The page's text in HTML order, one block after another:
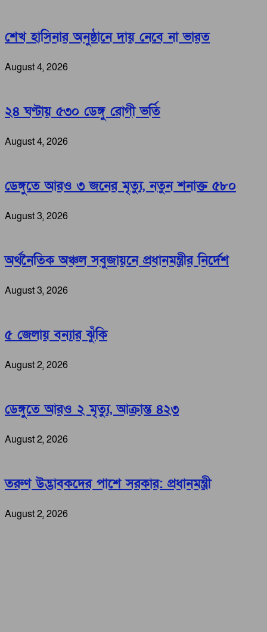
শেখ হাসিনার অনুষ্ঠানে দায় নেবে না ভারত
August 4, 2026
২৪ ঘণ্টায় ৫৩০ ডেঙ্গু রোগী ভর্তি
August 4, 2026
ডেঙ্গুতে আরও ৩ জনের মৃত্যু, নতুন শনাক্ত ৫৮০
August 3, 2026
অর্থনৈতিক অঞ্চল সবুজায়নে প্রধানমন্ত্রীর নির্দেশ
August 3, 2026
৫ জেলায় বন্যার ঝুঁকি
August 2, 2026
ডেঙ্গুতে আরও ২ মৃত্যু, আক্রান্ত ৪২৩
August 2, 2026
তরুণ উদ্ভাবকদের পাশে সরকার: প্রধানমন্ত্রী
August 2, 2026